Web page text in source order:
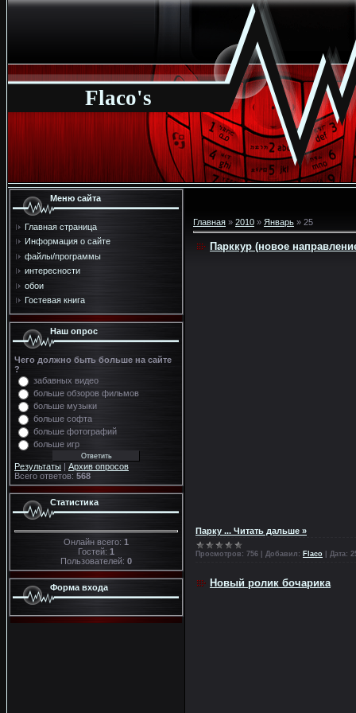
Flaco's
Меню сайта
Главная страница
Информация о сайте
файлы/программы
интересности
обои
Гостевая книга
Наш опрос
Чего должно быть больше на сайте
?
забавных видео
больше обзоров фильмов
больше музыки
больше софта
больше фотографий
больше игр
Результаты | Архив опросов
Всего ответов: 568
Статистика
Онлайн всего: 1
Гостей: 1
Пользователей: 0
Форма входа
Главная » 2010 » Январь » 25
Парккур (новое
Парку ... Читать дальше »
Просмотров: 756 Добавил: Flaco Дата:
Новый ролик бочарика